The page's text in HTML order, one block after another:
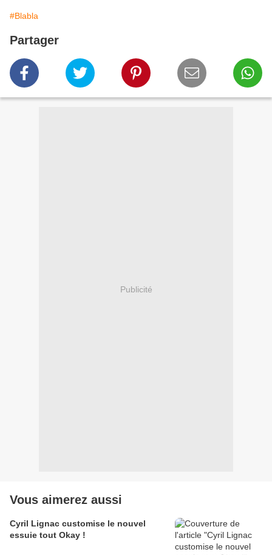
#Blabla
Partager
Publicité
Vous aimerez aussi
Cyril Lignac customise le nouvel
essuie tout Okay !